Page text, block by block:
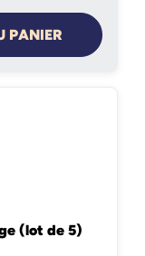
PANIER
(lot de 5)